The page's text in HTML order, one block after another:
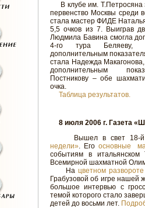
В клубе им. Т.Петросяна
первенство Москвы среди
стала мастер ФИДЕ
5,5 очков из 7. Выиграв
Людмила Бавина смогла
4-го тура Беляеву,
дополнительным
стала Надежда
дополнительным
Постникову – обе
очка.
Таблица результатов.
8 июля 2006 г. Газета
Вышел в свет 18-й
недели». Его основные
событиям в итальянском
Всемирной шахматной
На цветном развороте
Грабузовой об игре нашей
большое интервью с
темой которого стало
детей до восьми лет.